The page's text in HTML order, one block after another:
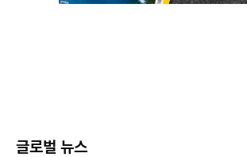
글로벌 뉴스